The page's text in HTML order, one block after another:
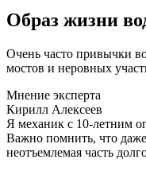
Образ жизни
Очень часто привычки
мостов и неровных
Мнение эксперта
Кирилл Алексеев
Я механик с 10-летним
Важно помнить, что
неотъемлемая часть